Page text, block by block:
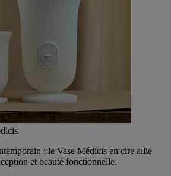
: le Vase Médicis en cire allie
et beauté fonctionnelle.